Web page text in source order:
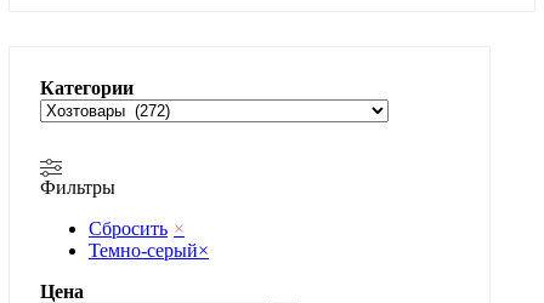
Категории
Фильтры
Сбросить ×
Темно-серый×
Цена